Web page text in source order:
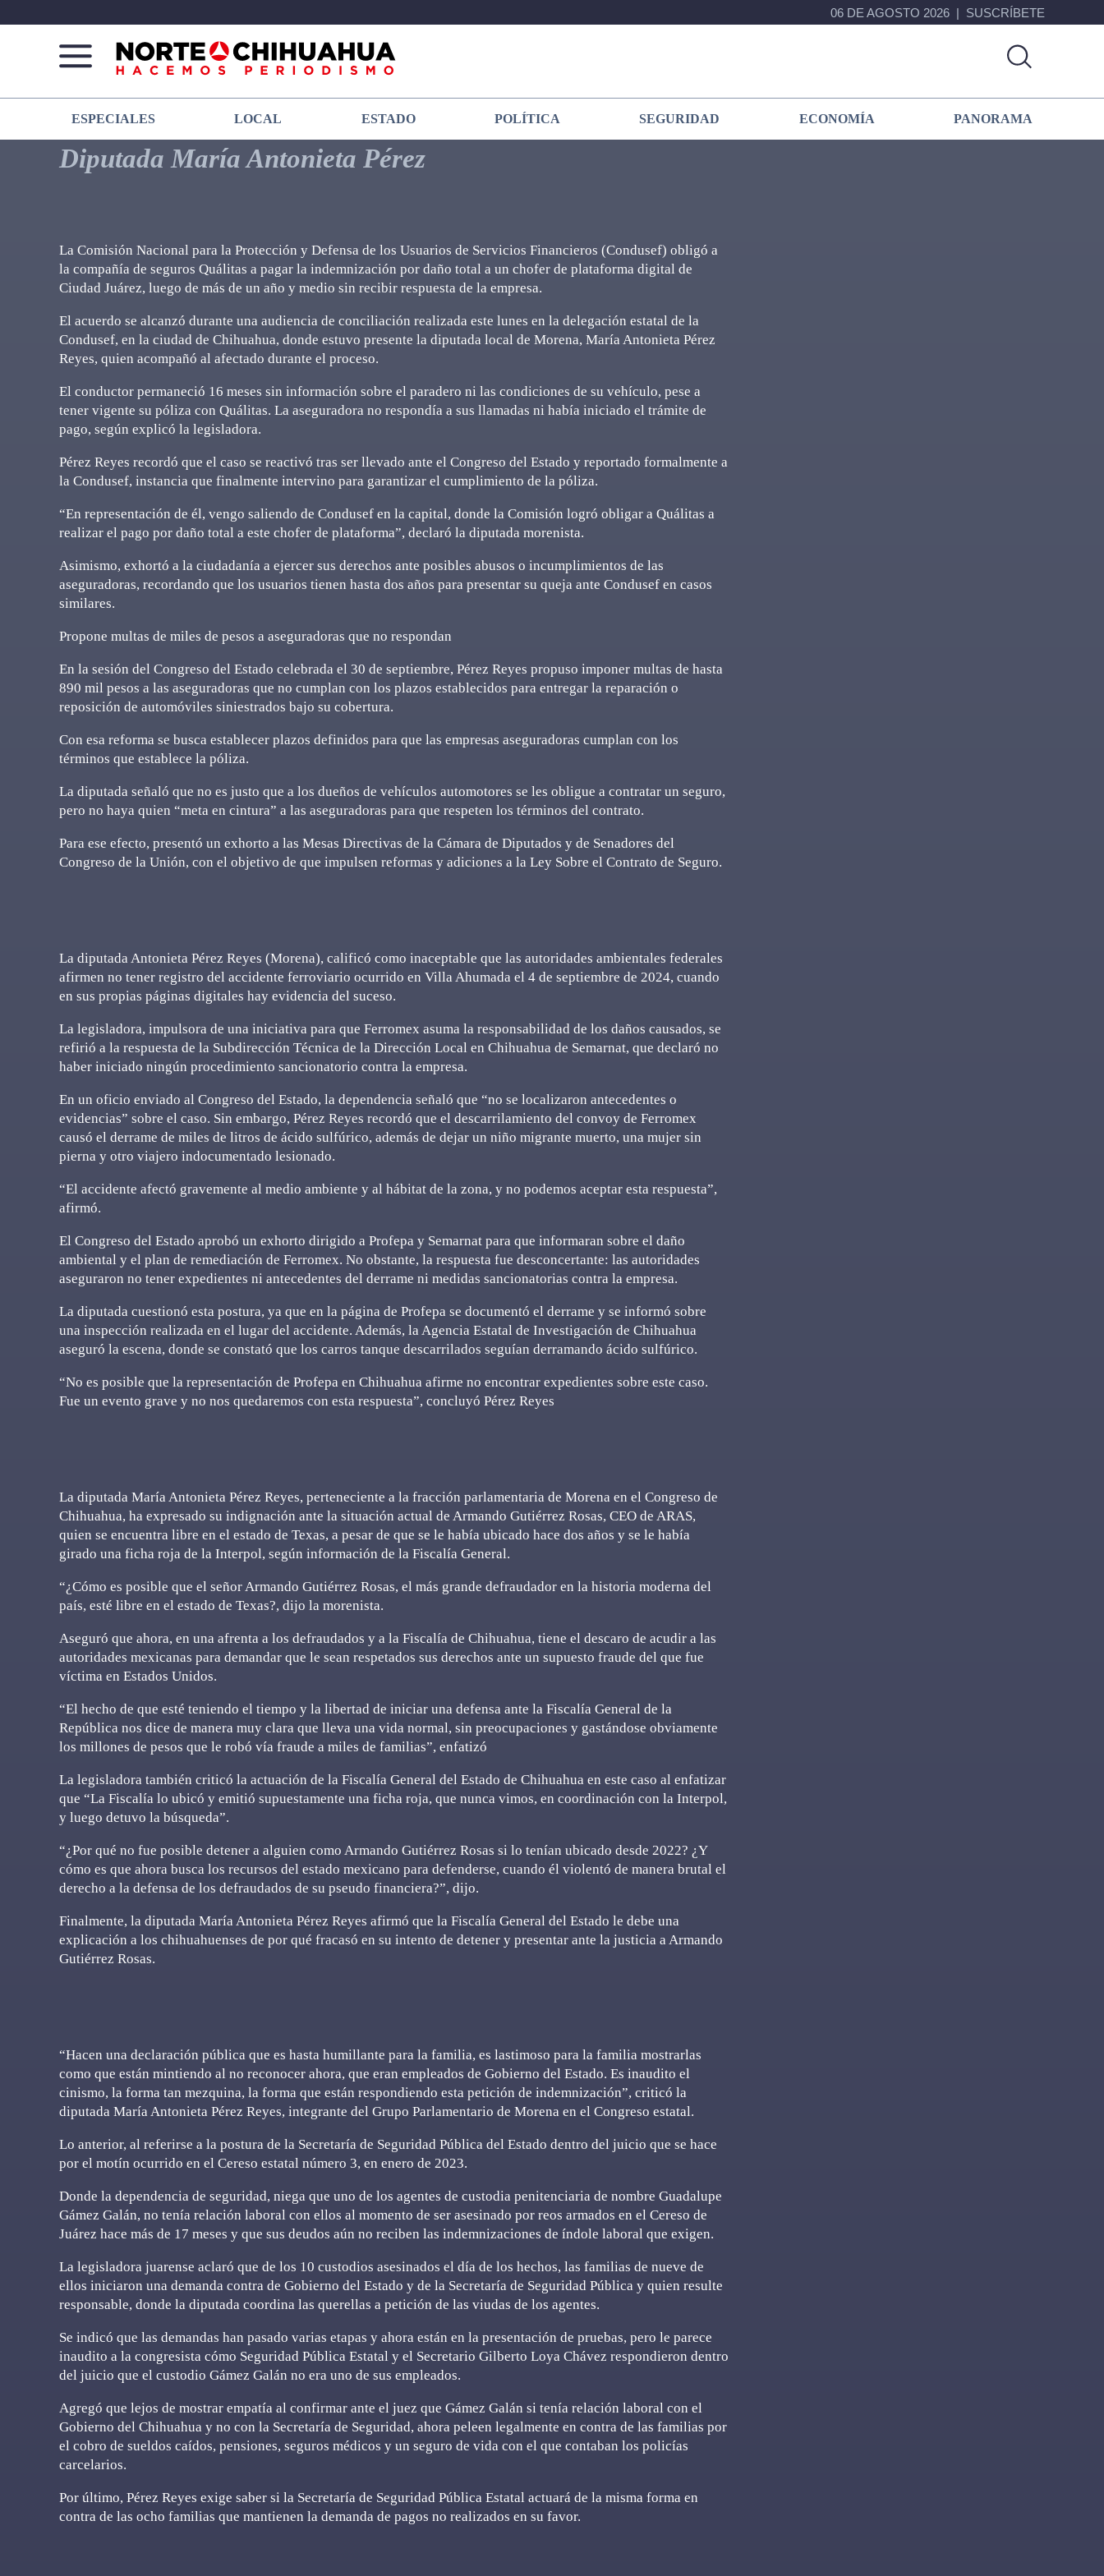
06 DE AGOSTO 2026 SUSCRÍBETE
Norte
De
Chihuahua
Más
que
noticias,
hacemos periodismo
ESPECIALES LOCAL ESTADO POLÍTICA SEGURIDAD ECONOMÍA PANORAMA
Diputada María Antonieta Pérez
La Comisión Nacional para la Protección y Defensa de los Usuarios de Servicios Financieros (Condusef) obligó a
la compañía de seguros Quálitas a pagar la indemnización por daño total a un chofer de plataforma digital de
Ciudad Juárez, luego de más de un año y medio sin recibir respuesta de la empresa.
El acuerdo se alcanzó durante una audiencia de conciliación realizada este lunes en la delegación estatal de la
Condusef, en la ciudad de Chihuahua, donde estuvo presente la diputada local de Morena, María Antonieta Pérez
Reyes, quien acompañó al afectado durante el proceso.
El conductor permaneció 16 meses sin información sobre el paradero ni las condiciones de su vehículo, pese a
tener vigente su póliza con Quálitas. La aseguradora no respondía a sus llamadas ni había iniciado el trámite de
pago, según explicó la legisladora.
Pérez Reyes recordó que el caso se reactivó tras ser llevado ante el Congreso del Estado y reportado formalmente a
la Condusef, instancia que finalmente intervino para garantizar el cumplimiento de la póliza.
“En representación de él, vengo saliendo de Condusef en la capital, donde la Comisión logró obligar a Quálitas a
realizar el pago por daño total a este chofer de plataforma”, declaró la diputada morenista.
Asimismo, exhortó a la ciudadanía a ejercer sus derechos ante posibles abusos o incumplimientos de las
aseguradoras, recordando que los usuarios tienen hasta dos años para presentar su queja ante Condusef en casos
similares.
Propone multas de miles de pesos a aseguradoras que no respondan
En la sesión del Congreso del Estado celebrada el 30 de septiembre, Pérez Reyes propuso imponer multas de hasta
890 mil pesos a las aseguradoras que no cumplan con los plazos establecidos para entregar la reparación o
reposición de automóviles siniestrados bajo su cobertura.
Con esa reforma se busca establecer plazos definidos para que las empresas aseguradoras cumplan con los
términos que establece la póliza.
La diputada señaló que no es justo que a los dueños de vehículos automotores se les obligue a contratar un seguro,
pero no haya quien “meta en cintura” a las aseguradoras para que respeten los términos del contrato.
Para ese efecto, presentó un exhorto a las Mesas Directivas de la Cámara de Diputados y de Senadores del
Congreso de la Unión, con el objetivo de que impulsen reformas y adiciones a la Ley Sobre el Contrato de Seguro.
La diputada Antonieta Pérez Reyes (Morena), calificó como inaceptable que las autoridades ambientales federales
afirmen no tener registro del accidente ferroviario ocurrido en Villa Ahumada el 4 de septiembre de 2024, cuando
en sus propias páginas digitales hay evidencia del suceso.
La legisladora, impulsora de una iniciativa para que Ferromex asuma la responsabilidad de los daños causados, se
refirió a la respuesta de la Subdirección Técnica de la Dirección Local en Chihuahua de Semarnat, que declaró no
haber iniciado ningún procedimiento sancionatorio contra la empresa.
En un oficio enviado al Congreso del Estado, la dependencia señaló que “no se localizaron antecedentes o
evidencias” sobre el caso. Sin embargo, Pérez Reyes recordó que el descarrilamiento del convoy de Ferromex
causó el derrame de miles de litros de ácido sulfúrico, además de dejar un niño migrante muerto, una mujer sin
pierna y otro viajero indocumentado lesionado.
“El accidente afectó gravemente al medio ambiente y al hábitat de la zona, y no podemos aceptar esta respuesta”,
afirmó.
El Congreso del Estado aprobó un exhorto dirigido a Profepa y Semarnat para que informaran sobre el daño
ambiental y el plan de remediación de Ferromex. No obstante, la respuesta fue desconcertante: las autoridades
aseguraron no tener expedientes ni antecedentes del derrame ni medidas sancionatorias contra la empresa.
La diputada cuestionó esta postura, ya que en la página de Profepa se documentó el derrame y se informó sobre
una inspección realizada en el lugar del accidente. Además, la Agencia Estatal de Investigación de Chihuahua
aseguró la escena, donde se constató que los carros tanque descarrilados seguían derramando ácido sulfúrico.
“No es posible que la representación de Profepa en Chihuahua afirme no encontrar expedientes sobre este caso.
Fue un evento grave y no nos quedaremos con esta respuesta”, concluyó Pérez Reyes
La diputada María Antonieta Pérez Reyes, perteneciente a la fracción parlamentaria de Morena en el Congreso de
Chihuahua, ha expresado su indignación ante la situación actual de Armando Gutiérrez Rosas, CEO de ARAS,
quien se encuentra libre en el estado de Texas, a pesar de que se le había ubicado hace dos años y se le había
girado una ficha roja de la Interpol, según información de la Fiscalía General.
“¿Cómo es posible que el señor Armando Gutiérrez Rosas, el más grande defraudador en la historia moderna del
país, esté libre en el estado de Texas?, dijo la morenista.
Aseguró que ahora, en una afrenta a los defraudados y a la Fiscalía de Chihuahua, tiene el descaro de acudir a las
autoridades mexicanas para demandar que le sean respetados sus derechos ante un supuesto fraude del que fue
víctima en Estados Unidos.
“El hecho de que esté teniendo el tiempo y la libertad de iniciar una defensa ante la Fiscalía General de la
República nos dice de manera muy clara que lleva una vida normal, sin preocupaciones y gastándose obviamente
los millones de pesos que le robó vía fraude a miles de familias”, enfatizó
La legisladora también criticó la actuación de la Fiscalía General del Estado de Chihuahua en este caso al enfatizar
que “La Fiscalía lo ubicó y emitió supuestamente una ficha roja, que nunca vimos, en coordinación con la Interpol,
y luego detuvo la búsqueda”.
“¿Por qué no fue posible detener a alguien como Armando Gutiérrez Rosas si lo tenían ubicado desde 2022? ¿Y
cómo es que ahora busca los recursos del estado mexicano para defenderse, cuando él violentó de manera brutal el
derecho a la defensa de los defraudados de su pseudo financiera?”, dijo.
Finalmente, la diputada María Antonieta Pérez Reyes afirmó que la Fiscalía General del Estado le debe una
explicación a los chihuahuenses de por qué fracasó en su intento de detener y presentar ante la justicia a Armando
Gutiérrez Rosas.
“Hacen una declaración pública que es hasta humillante para la familia, es lastimoso para la familia mostrarlas
como que están mintiendo al no reconocer ahora, que eran empleados de Gobierno del Estado. Es inaudito el
cinismo, la forma tan mezquina, la forma que están respondiendo esta petición de indemnización”, criticó la
diputada María Antonieta Pérez Reyes, integrante del Grupo Parlamentario de Morena en el Congreso estatal.
Lo anterior, al referirse a la postura de la Secretaría de Seguridad Pública del Estado dentro del juicio que se hace
por el motín ocurrido en el Cereso estatal número 3, en enero de 2023.
Donde la dependencia de seguridad, niega que uno de los agentes de custodia penitenciaria de nombre Guadalupe
Gámez Galán, no tenía relación laboral con ellos al momento de ser asesinado por reos armados en el Cereso de
Juárez hace más de 17 meses y que sus deudos aún no reciben las indemnizaciones de índole laboral que exigen.
La legisladora juarense aclaró que de los 10 custodios asesinados el día de los hechos, las familias de nueve de
ellos iniciaron una demanda contra de Gobierno del Estado y de la Secretaría de Seguridad Pública y quien resulte
responsable, donde la diputada coordina las querellas a petición de las viudas de los agentes.
Se indicó que las demandas han pasado varias etapas y ahora están en la presentación de pruebas, pero le parece
inaudito a la congresista cómo Seguridad Pública Estatal y el Secretario Gilberto Loya Chávez respondieron dentro
del juicio que el custodio Gámez Galán no era uno de sus empleados.
Agregó que lejos de mostrar empatía al confirmar ante el juez que Gámez Galán si tenía relación laboral con el
Gobierno del Chihuahua y no con la Secretaría de Seguridad, ahora peleen legalmente en contra de las familias por
el cobro de sueldos caídos, pensiones, seguros médicos y un seguro de vida con el que contaban los policías
carcelarios.
Por último, Pérez Reyes exige saber si la Secretaría de Seguridad Pública Estatal actuará de la misma forma en
contra de las ocho familias que mantienen la demanda de pagos no realizados en su favor.